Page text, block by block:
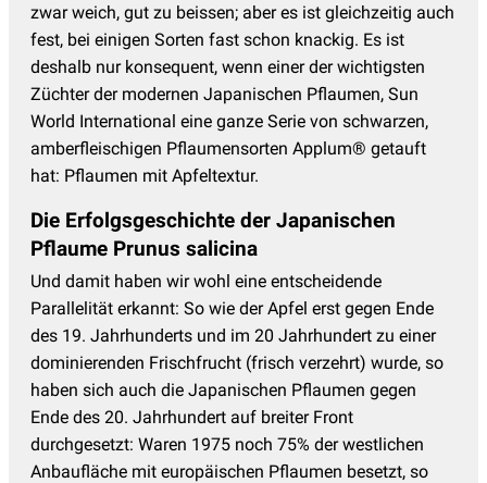
zwar weich, gut zu beissen; aber es ist gleichzeitig auch
fest, bei einigen Sorten fast schon knackig. Es ist
deshalb nur konsequent, wenn einer der wichtigsten
Züchter der modernen Japanischen Pflaumen, Sun
World International eine ganze Serie von schwarzen,
amberfleischigen Pflaumensorten Applum® getauft
hat: Pflaumen mit Apfeltextur.
Die Erfolgsgeschichte der Japanischen
Pflaume Prunus salicina
Und damit haben wir wohl eine entscheidende
Parallelität erkannt: So wie der Apfel erst gegen Ende
des 19. Jahrhunderts und im 20 Jahrhundert zu einer
dominierenden Frischfrucht (frisch verzehrt) wurde, so
haben sich auch die Japanischen Pflaumen gegen
Ende des 20. Jahrhundert auf breiter Front
durchgesetzt: Waren 1975 noch 75% der westlichen
Anbaufläche mit europäischen Pflaumen besetzt, so